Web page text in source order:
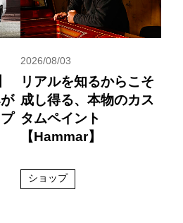
2026/08/03
リアルを知るからこそ
成し得る、本物のカス
タムペイント
【Hammar】
ショップ